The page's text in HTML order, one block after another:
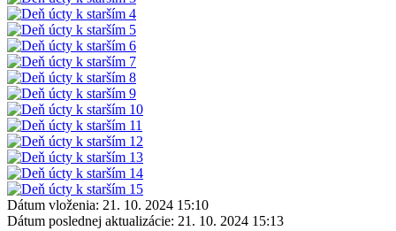
Dátum vloženia: 21. 10. 2024 15:10
Dátum poslednej aktualizácie: 21. 10. 2024 15:13